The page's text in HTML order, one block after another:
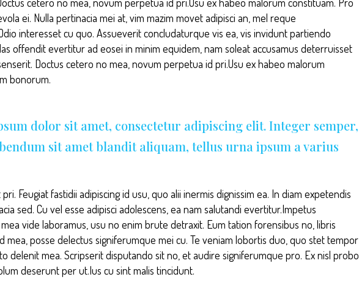
ei. Nulla pertinacia mei at, vim mazim movet adipisci an, mel reque
interesset cu quo. Assueverit concludaturque vis ea, vis invidunt partiendo
offendit evertitur ad eosei in minim equidem, nam soleat accusamus deterruisset
Doctus cetero no mea, novum perpetua id pri.Usu ex habeo malorum
bonorum.
dolor sit amet, consectetur adipiscing elit. Integer semper,
sit amet blandit aliquam, tellus urna ipsum a varius
Feugiat fastidii adipiscing id usu, quo alii inermis dignissim ea. In diam expetendis
sed. Cu vel esse adipisci adolescens, ea nam salutandi evertitur.Impetus
vide laboramus, usu no enim brute detraxit. Eum tation forensibus no, libris
mea, posse delectus signiferumque mei cu. Te veniam lobortis duo, quo stet tempor
delenit mea. Scripserit disputando sit no, et audire signiferumque pro. Ex nisl probo
deserunt per ut.Ius cu sint malis tincidunt.